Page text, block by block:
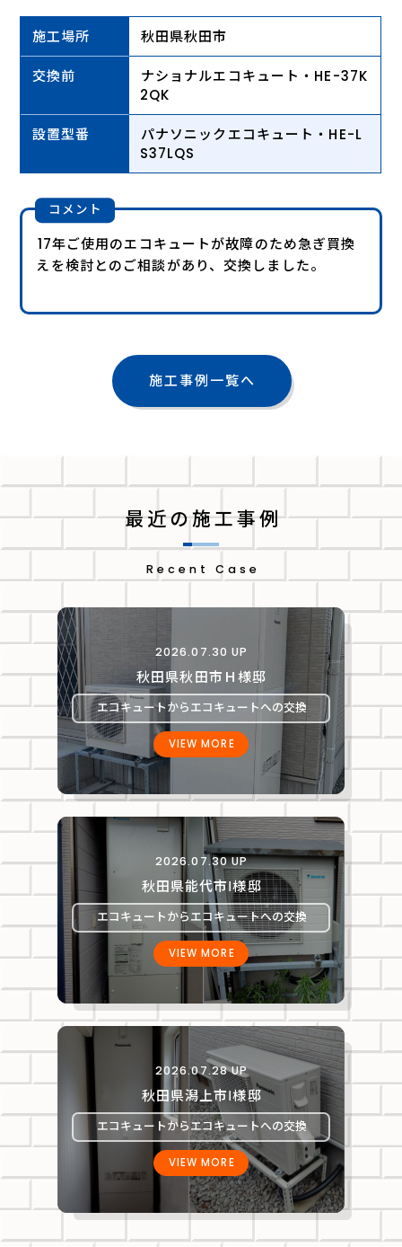
施工場所 秋田県秋田市
交換前
ナショナルエコキュート・HE-37K
2QK
設置型番
パナソニックエコキュート・HE-L
S37LQS
コメント
17年ご使用のエコキュートが故障のため急ぎ買換
えを検討とのご相談があり、交換しました。
施工事例一覧へ
最近の施工事例
Recent Case
2026.07.30 UP
秋田県秋田市Ｈ様邸
エコキュートからエコキュートへの交換
VIEW MORE
2026.07.30 UP
秋田県能代市Ⅰ様邸
エコキュートからエコキュートへの交換
VIEW MORE
2026.07.28 UP
秋田県潟上市Ⅰ様邸
エコキュートからエコキュートへの交換
VIEW MORE